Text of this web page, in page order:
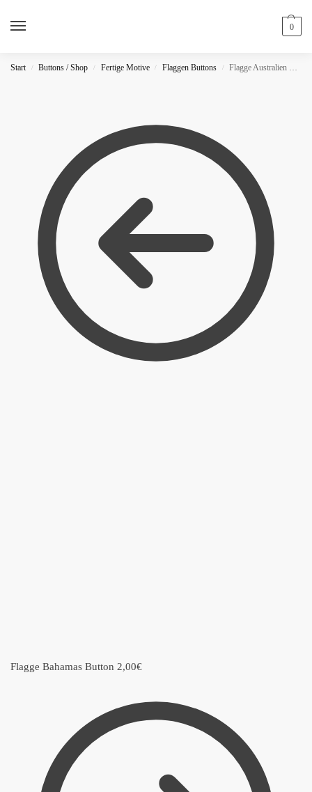
0
Start / Buttons / Shop / Fertige Motive / Flaggen Buttons / Flagge Australien Button
Flagge Bahamas Button 2,00€